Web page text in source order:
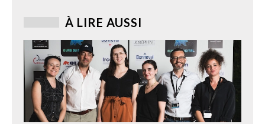
À LIRE AUSSI